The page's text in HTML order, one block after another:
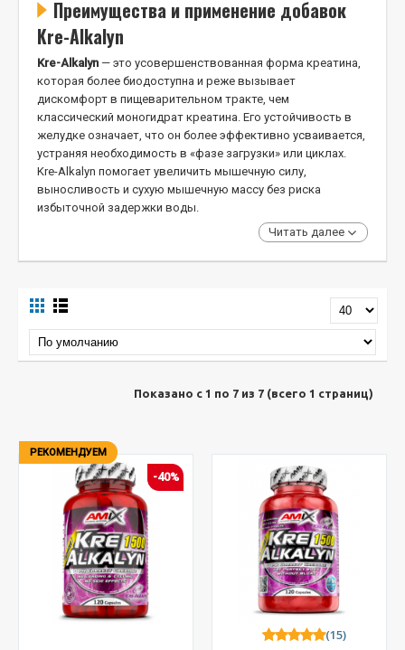
Преимущества и применение добавок
Kre-Alkalyn
Kre-Alkalyn — это усовершенствованная форма креатина,
которая более биодоступна и реже вызывает
дискомфорт в пищеварительном тракте, чем
классический моногидрат креатина. Его устойчивость в
желудке означает, что он более эффективно усваивается,
устраняя необходимость в «фазе загрузки» или циклах.
Kre-Alkalyn помогает увеличить мышечную силу,
выносливость и сухую мышечную массу без риска
избыточной задержки воды.
Читать далее
Показано с 1 по 7 из 7 (всего 1 страниц)
РЕКОМЕНДУЕМ
-40%
(15)